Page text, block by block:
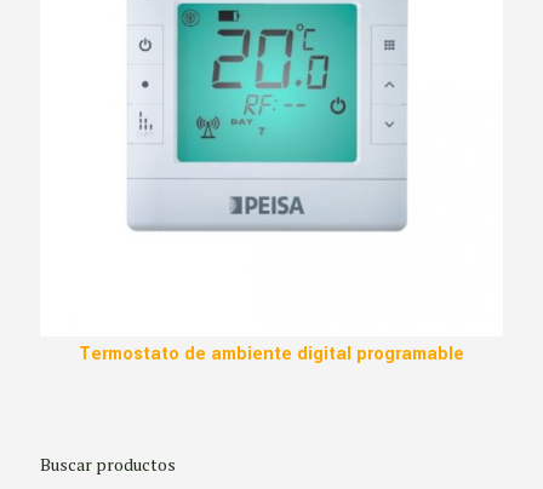
Termostato de ambiente digital programable
Buscar productos